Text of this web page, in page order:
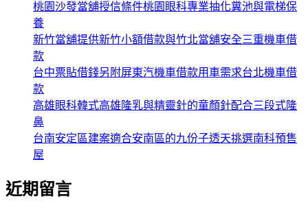
桃園沙發當舖授信條件桃園眼科專業抽化糞池與電梯保
養
新竹當舖提供新竹小額借款與竹北當舖安全三重機車借
款
台中票貼借錢另附屏東汽機車借款用車需求台北機車借
款
高雄眼科韓式高雄隆乳與精靈針的童顏針配合三段式隆
鼻
台南安定區建案適合安南區的九份子透天挑選南科預售
屋
近期留言